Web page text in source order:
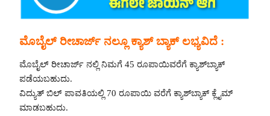
ಮೊಬೈಲ್ ರೀಚಾರ್ಜ್ ನಲ್ಲೂ ಕ್ಯಾಶ್ ಬ್ಯಾಕ್ ಲಭ್ಯವಿದೆ :
ಮೊಬೈಲ್ ರೀಚಾರ್ಜ್ ನಲ್ಲಿ ನಿಮಗೆ 45 ರೂಪಾಯಿವರೆಗೆ ಕ್ಯಾಶ್‌ಬ್ಯಾಕ್
ಪಡೆಯಬಹುದು.
ವಿದ್ಯುತ್ ಬಿಲ್ ಪಾವತಿಯಲ್ಲಿ 70 ರೂಪಾಯಿ ವರೆಗೆ ಕ್ಯಾಶ್‌ಬ್ಯಾಕ್ ಕ್ಲೈಮ್
ಮಾಡಬಹುದು.